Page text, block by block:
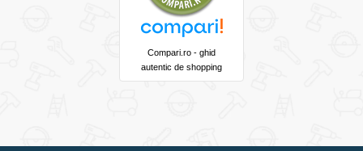
Compari.ro - ghid
autentic de shopping